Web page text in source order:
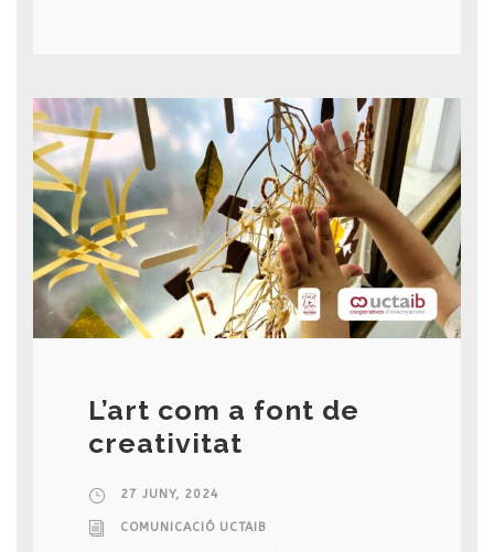
L’art com a font de
creativitat
27 JUNY, 2024
COMUNICACIÓ UCTAIB